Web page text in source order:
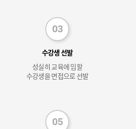
수강생 선발
성실히 교육에 임할
수강생을 면접으로 선발